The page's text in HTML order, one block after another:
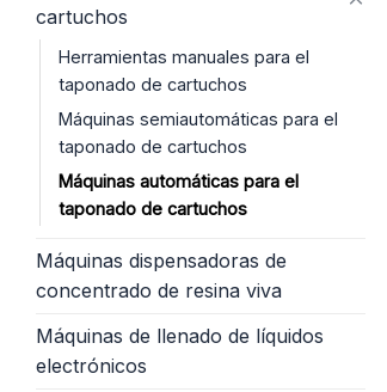
cartuchos
Herramientas manuales para el
taponado de cartuchos
Máquinas semiautomáticas para el
taponado de cartuchos
Máquinas automáticas para el
taponado de cartuchos
Máquinas dispensadoras de
concentrado de resina viva
Máquinas de llenado de líquidos
electrónicos